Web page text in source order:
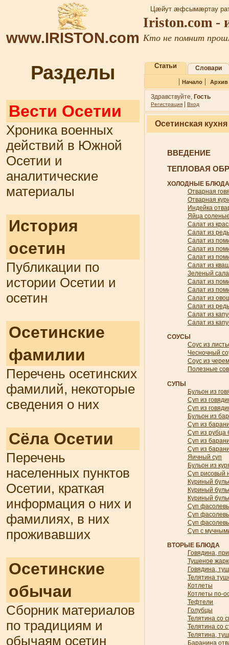
www.IRISTON.com
Цæйут æфсымæртау
Iriston.com -
Кто не помнит
Разделы
Вести Осетии
Хроника военных
действий в Южной
Осетии и
аналитические
материалы
История
осетин
Публикации по
истории Осетии и
осетин
Осетинские
фамилии
Перечень осетинских
фамилий, некоторые
сведения о них
Сёла Осетии
Перечень
населенных пунктов
Осетии, краткая
информация о них и
фамилиях, в них
проживавших
Осетинские
обычаи
Сборник материалов
по традициям и
обычаям осетин
Статьи Словари
| Начало | Архив
Здравствуйте, Гость
Регистрация Вход
Осетинская кухня
ВВЕДЕНИЕ
ТЕПЛОВАЯ
ХОЛОДНЫЕ БЛЮДА
Отварная
Отварная
Индейка
Яйца
Салат из
Салат из
Салат из
Салат из
Салат из
Салат из
Зеленый
Салат из
Салат из
Салат из
Салат из
Салат из
Салат из
СОУСЫ
Соус из
Чесночный
Соус из
Полезные
СУПЫ
Бульон из
Суп из
Суп из
Бульон из
Суп из
Суп из рубца
Суп из
Суп из
Яичный суп
Бульон из
Суп рисовый
Куриный
Куриный
Куриный
Суп
Суп
Суп
Суп с
ВТОРЫЕ БЛЮДА
Говядина,
Тушеное
Говядина,
Телятина
Котлеты
Котлеты по-
Тефтели
Голубцы
Телятина со
Телятина со
Телятина,
Баранина